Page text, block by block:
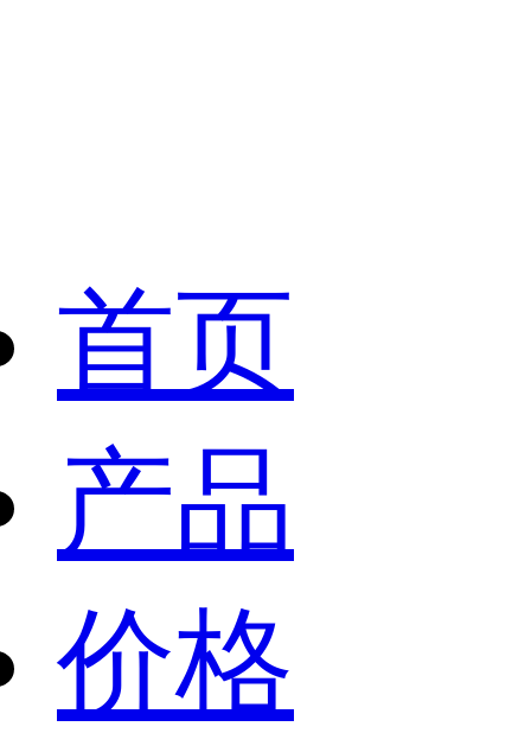
首页
产品
价格